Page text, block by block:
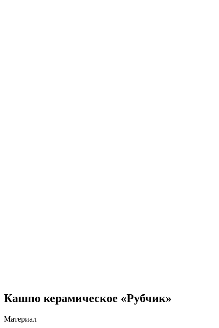
Кашпо керамическое «Рубчик»
Материал